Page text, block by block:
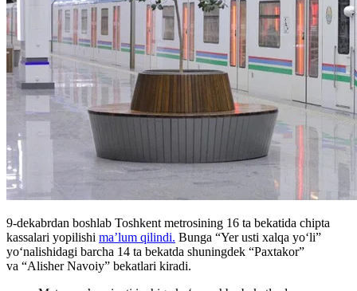
9-dekabrdan boshlab Toshkent metrosining 16 ta bekatida chipta
kassalari yopilishi ma’lum qilindi. Bunga “Yer usti xalqa yoʻli”
yoʻnalishidagi barcha 14 ta bekatda shuningdek “Paxtakor”
va “Alisher Navoiy” bekatlari kiradi.